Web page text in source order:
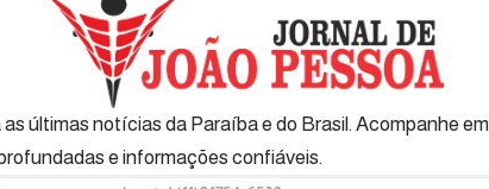
últimas notícias da Paraíba e do Brasil. Acompanhe
e informações confiáveis.